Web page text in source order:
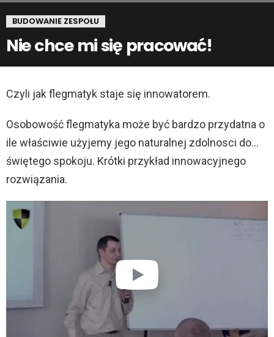
BUDOWANIE ZESPOŁU
Nie chce mi się pracować!
Czyli jak flegmatyk staje się innowatorem.
Osobowość flegmatyka może być bardzo przydatna o
ile właściwie użyjemy jego naturalnej zdolnosci do…
świętego spokoju. Krótki przykład innowacyjnego
rozwiązania.